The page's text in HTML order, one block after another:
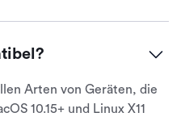
Arten von Geräten, die
10.15+ und Linux X11